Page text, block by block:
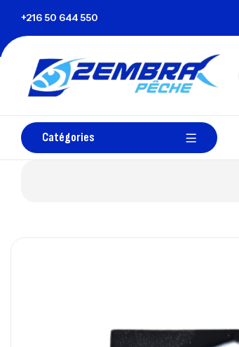
+216 50 644 550
Catégories